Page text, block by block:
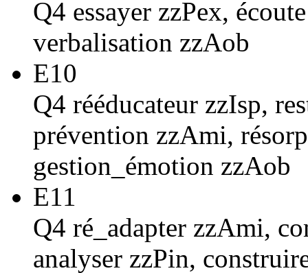
Q4 essayer zzPex,
verbalisation zzAob
E10
Q4 rééducateur zzIsp,
prévention zzAmi,
gestion_émotion zzAob
E11
Q4 ré_adapter zzAmi,
analyser zzPin,